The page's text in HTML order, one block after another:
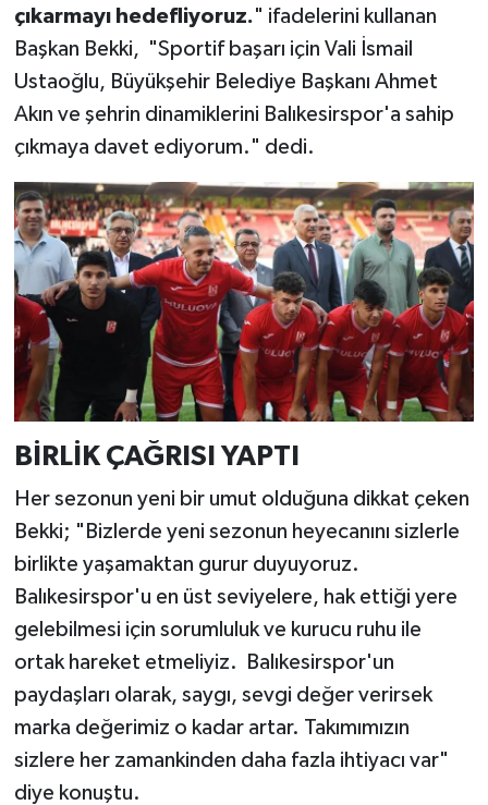
çıkarmayı hedefliyoruz." ifadelerini kullanan
Başkan Bekki, "Sportif başarı için Vali İsmail
Ustaoğlu, Büyükşehir Belediye Başkanı Ahmet
Akın ve şehrin dinamiklerini Balıkesirspor'a sahip
çıkmaya davet ediyorum." dedi.
BİRLİK ÇAĞRISI YAPTI
Her sezonun yeni bir umut olduğuna dikkat çeken
Bekki; "Bizlerde yeni sezonun heyecanını sizlerle
birlikte yaşamaktan gurur duyuyoruz.
Balıkesirspor'u en üst seviyelere, hak ettiği yere
gelebilmesi için sorumluluk ve kurucu ruhu ile
ortak hareket etmeliyiz. Balıkesirspor'un
paydaşları olarak, saygı, sevgi değer verirsek
marka değerimiz o kadar artar. Takımımızın
sizlere her zamankinden daha fazla ihtiyacı var"
diye konuştu.